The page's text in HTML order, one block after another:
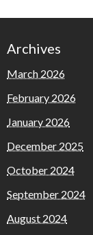
Archives
March 2026
February 2026
January 2026
December 2025
October 2024
September 2024
August 2024